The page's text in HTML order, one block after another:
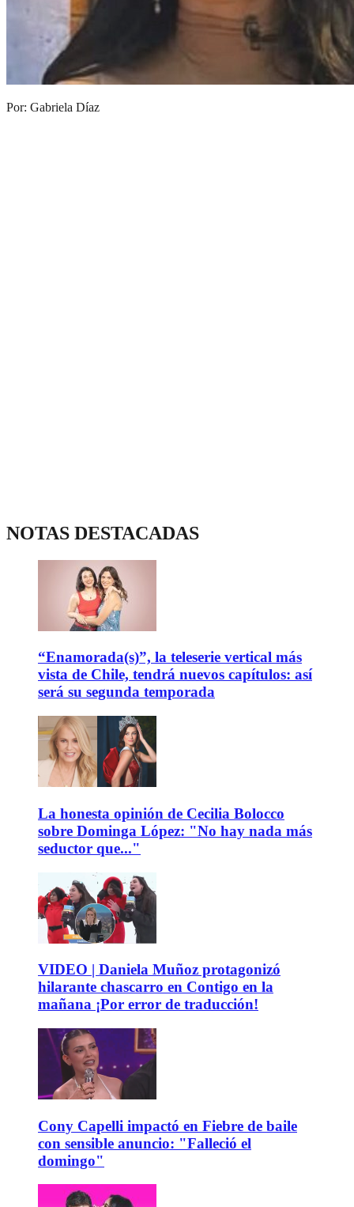
Por: Gabriela Díaz
NOTAS DESTACADAS
“Enamorada(s)”, la teleserie vertical más
vista de Chile, tendrá nuevos capítulos: así
será su segunda temporada
La honesta opinión de Cecilia Bolocco
sobre Dominga López: "No hay nada más
seductor que..."
VIDEO | Daniela Muñoz protagonizó
hilarante chascarro en Contigo en la
mañana ¡Por error de traducción!
Cony Capelli impactó en Fiebre de baile
con sensible anuncio: "Falleció el
domingo"